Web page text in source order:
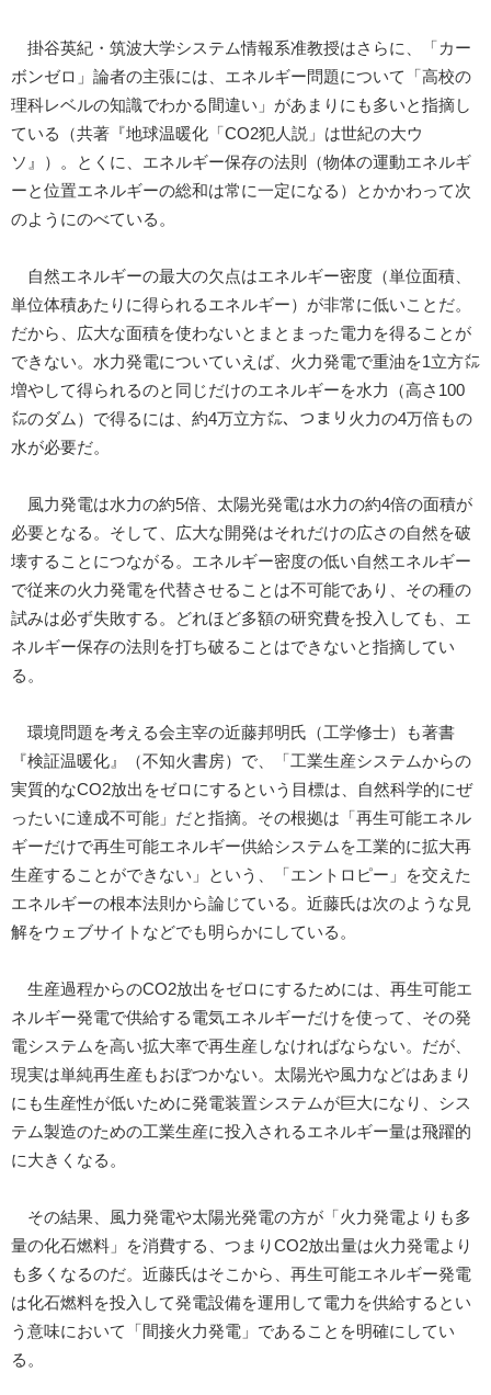
掛谷英紀・筑波大学システム情報系准教授はさらに、「カー
ボンゼロ」論者の主張には、エネルギー問題について「高校の
理科レベルの知識でわかる間違い」があまりにも多いと指摘し
ている（共著『地球温暖化「CO2犯人説」は世紀の大ウ
ソ』）。とくに、エネルギー保存の法則（物体の運動エネルギ
ーと位置エネルギーの総和は常に一定になる）とかかわって次
のようにのべている。
自然エネルギーの最大の欠点はエネルギー密度（単位面積、
単位体積あたりに得られるエネルギー）が非常に低いことだ。
だから、広大な面積を使わないとまとまった電力を得ることが
できない。水力発電についていえば、火力発電で重油を1立方㍍
増やして得られるのと同じだけのエネルギーを水力（高さ100
㍍のダム）で得るには、約4万立方㍍、つまり火力の4万倍もの
水が必要だ。
風力発電は水力の約5倍、太陽光発電は水力の約4倍の面積が
必要となる。そして、広大な開発はそれだけの広さの自然を破
壊することにつながる。エネルギー密度の低い自然エネルギー
で従来の火力発電を代替させることは不可能であり、その種の
試みは必ず失敗する。どれほど多額の研究費を投入しても、エ
ネルギー保存の法則を打ち破ることはできないと指摘してい
る。
環境問題を考える会主宰の近藤邦明氏（工学修士）も著書
『検証温暖化』（不知火書房）で、「工業生産システムからの
実質的なCO2放出をゼロにするという目標は、自然科学的にぜ
ったいに達成不可能」だと指摘。その根拠は「再生可能エネル
ギーだけで再生可能エネルギー供給システムを工業的に拡大再
生産することができない」という、「エントロピー」を交えた
エネルギーの根本法則から論じている。近藤氏は次のような見
解をウェブサイトなどでも明らかにしている。
生産過程からのCO2放出をゼロにするためには、再生可能エ
ネルギー発電で供給する電気エネルギーだけを使って、その発
電システムを高い拡大率で再生産しなければならない。だが、
現実は単純再生産もおぼつかない。太陽光や風力などはあまり
にも生産性が低いために発電装置システムが巨大になり、シス
テム製造のための工業生産に投入されるエネルギー量は飛躍的
に大きくなる。
その結果、風力発電や太陽光発電の方が「火力発電よりも多
量の化石燃料」を消費する、つまりCO2放出量は火力発電より
も多くなるのだ。近藤氏はそこから、再生可能エネルギー発電
は化石燃料を投入して発電設備を運用して電力を供給するとい
う意味において「間接火力発電」であることを明確にしてい
る。